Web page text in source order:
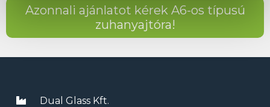
Azonnali ajánlatot kérek A6-os típusú
zuhanyajtóra!
Dual Glass Kft.